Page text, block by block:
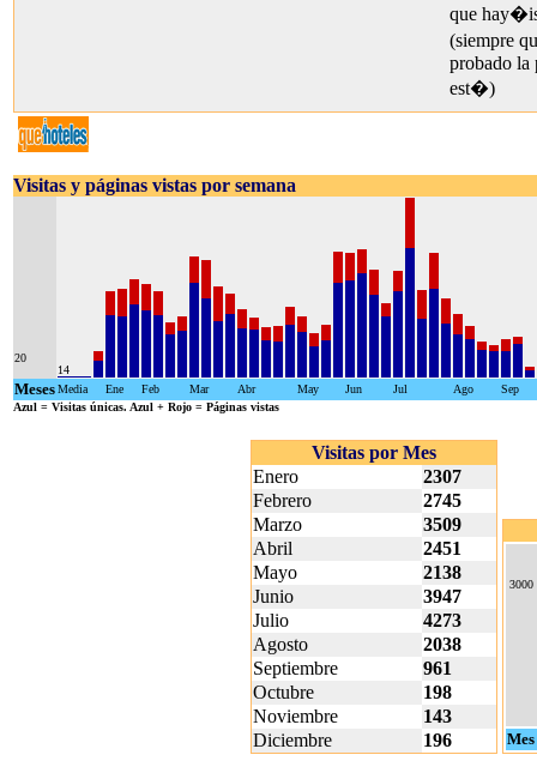
que
(siempre
probado la
est�)
Visitas y páginas vistas por semana
20
14
MesesMedia Ene Feb Mar Abr May Jun Jul Ago
Sep
Azul = Visitas únicas. Azul + Rojo = Páginas vistas
Visitas por Mes
Enero
2307
Febrero
2745
Marzo
3509
Abril
2451
Mayo
2138
Junio
3947
Julio
4273
Agosto
2038
Septiembre
961
Octubre
198
Noviembre
143
Diciembre
196
3000
Mes